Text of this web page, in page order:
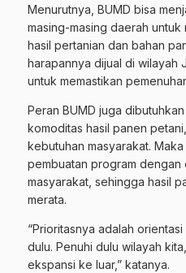
Menurutnya, BUMD bisa
masing-masing daerah
hasil pertanian dan bahan
harapannya dijual di wilayah
untuk memastikan
Peran BUMD juga
komoditas hasil panen
kebutuhan masyarakat.
pembuatan program dengan
masyarakat, sehingga hasil
merata.
“Prioritasnya adalah
dulu. Penuhi dulu wilayah
ekspansi ke luar,” katanya.